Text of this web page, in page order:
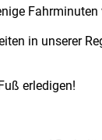
in unserer
erledigen!